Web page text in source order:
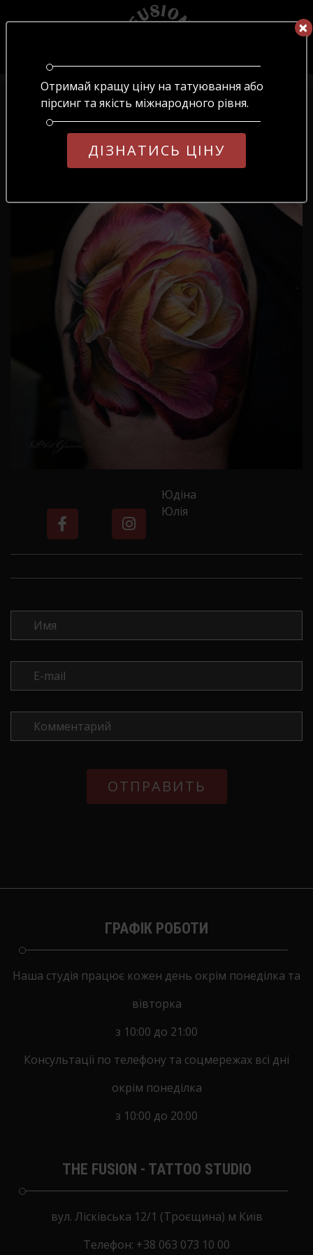
×
ОБЕРІТЬ МОВУ
UARUEN
×
Отримай кращу ціну на татуювання або
пірсинг та якість міжнародного рівня.
ДІЗНАТИСЬ ЦІНУ
Головна/Блог/№55
Юдіна
Юлія
ГРАФІК РОБОТИ
Наша студія працює кожен день окрім понеділка та
вівторка
з 10:00 до 21:00
Консультації по телефону та соцмережах всі дні
окрім понеділка
з 10:00 до 20:00
THE FUSION - TATTOO STUDIO
вул. Лісківська 12/1 (Троєщина) м Київ
Tелефон: +38 063 073 10 00